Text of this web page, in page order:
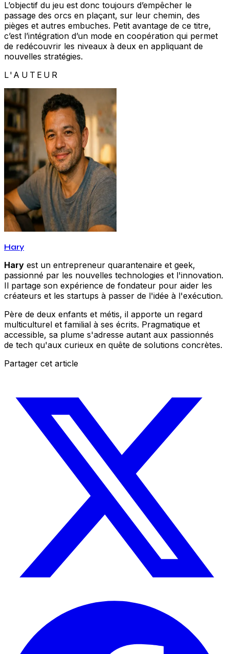
L’objectif du jeu est donc toujours d’empêcher le
passage des orcs en plaçant, sur leur chemin, des
pièges et autres embuches. Petit avantage de ce titre,
c’est l’intégration d’un mode en coopération qui permet
de redécouvrir les niveaux à deux en appliquant de
nouvelles stratégies.
L'AUTEUR
Hary
Hary est un entrepreneur quarantenaire et geek,
passionné par les nouvelles technologies et l'innovation.
Il partage son expérience de fondateur pour aider les
créateurs et les startups à passer de l'idée à l'exécution.
Père de deux enfants et métis, il apporte un regard
multiculturel et familial à ses écrits. Pragmatique et
accessible, sa plume s'adresse autant aux passionnés
de tech qu'aux curieux en quête de solutions concrètes.
Partager cet article